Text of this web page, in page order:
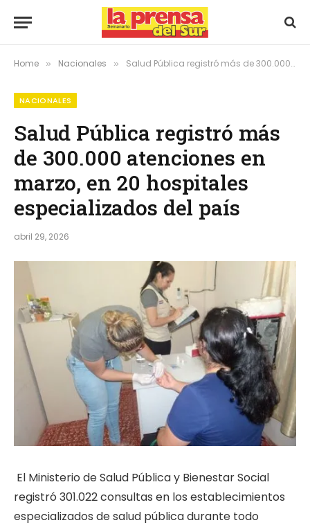
Home » Nacionales » Salud Pública registró más de 300.000 atenciones en marzo, en 20 hospitales especializados del país
NACIONALES
Salud Pública registró más
de 300.000 atenciones en
marzo, en 20 hospitales
especializados del país
abril 29, 2026
El Ministerio de Salud Pública y Bienestar Social
registró 301.022 consultas en los establecimientos
especializados de salud pública durante todo